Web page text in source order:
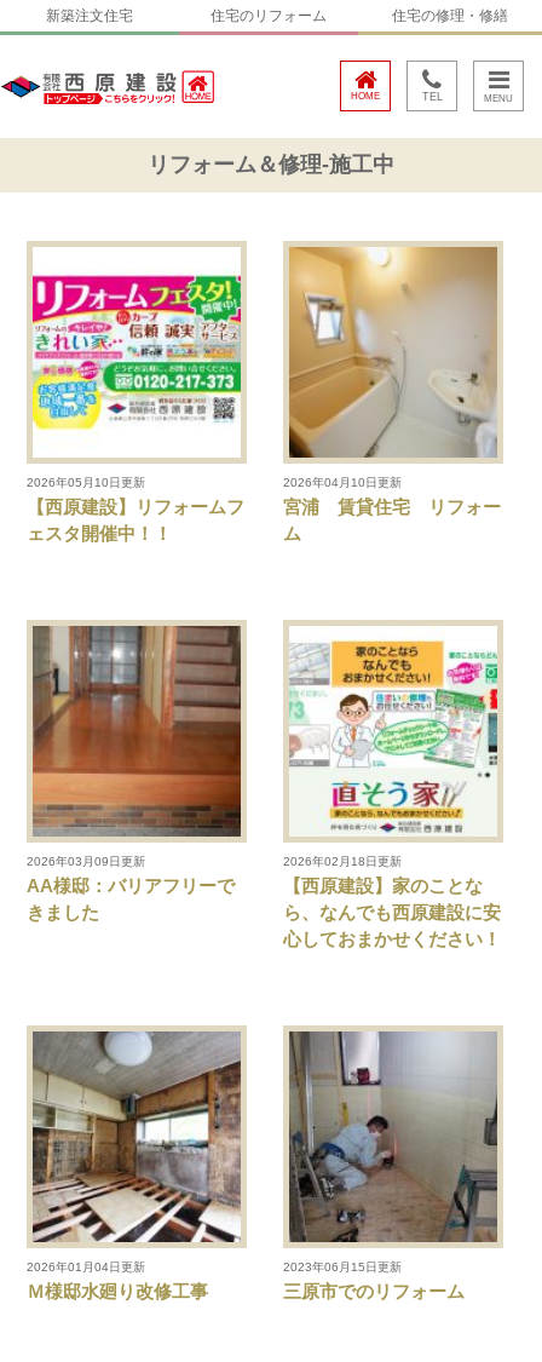
新築注文住宅 住宅のリフォーム 住宅の修理・修繕
TEL
HOME
リフォーム＆修理-施工中
2026年05月10日更新
【西原建設】リフォームフ
ェスタ開催中！！
2026年04月10日更新
宮浦 賃貸住宅 リフォー
ム
2026年03月09日更新
AA様邸：バリアフリーで
きました
2026年02月18日更新
【西原建設】家のことな
ら、なんでも西原建設に安
心しておまかせください！
2026年01月04日更新
Ｍ様邸水廻り改修工事
2023年06月15日更新
三原市でのリフォーム